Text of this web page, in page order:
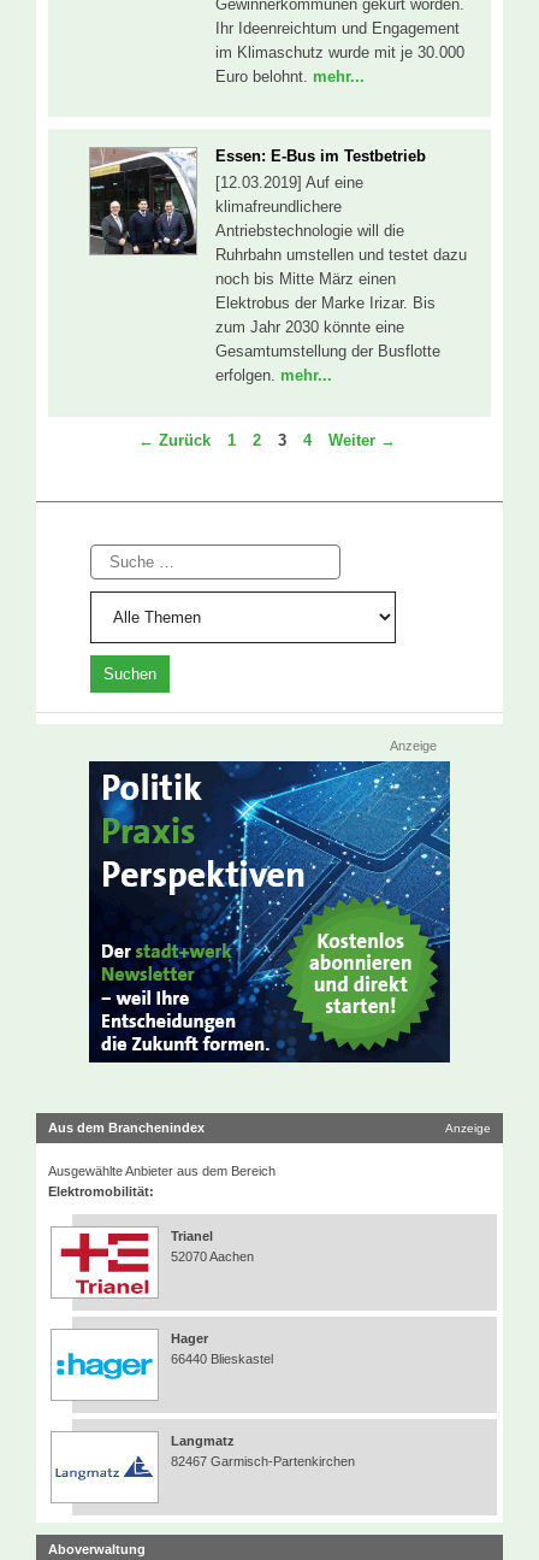
Gewinnerkommunen gekürt worden.
Ihr Ideenreichtum und Engagement
im Klimaschutz wurde mit je 30.000
Euro belohnt. mehr...
Essen: E-Bus im Testbetrieb
[12.03.2019] Auf eine
klimafreundlichere
Antriebstechnologie will die
Ruhrbahn umstellen und testet dazu
noch bis Mitte März einen
Elektrobus der Marke Irizar. Bis
zum Jahr 2030 könnte eine
Gesamtumstellung der Busflotte
erfolgen. mehr...
← Zurück Seite
1 Seite
2 Seite
3 Seite
4 Weiter →
Suche
Anzeige
Aus dem Branchenindex Anzeige
Ausgewählte Anbieter aus dem Bereich
Elektromobilität:
Trianel
52070 Aachen
Hager
66440 Blieskastel
Langmatz
82467 Garmisch-Partenkirchen
Aboverwaltung